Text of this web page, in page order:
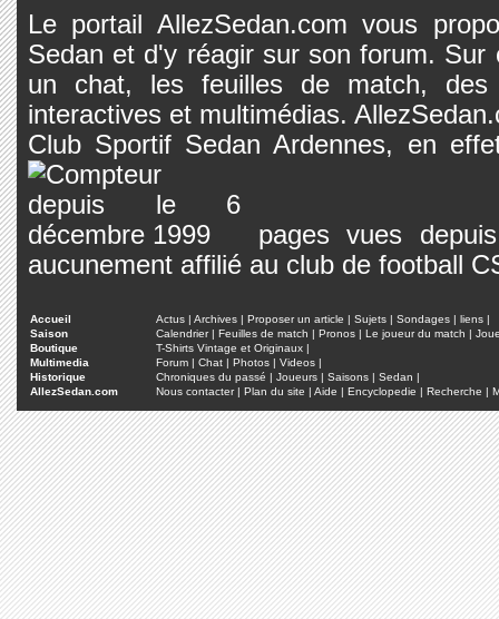
Le portail AllezSedan.com vous
Sedan et d'y réagir sur son forum.
un chat, les feuilles de match, des
interactives et multimédias.
Club Sportif Sedan Ardennes, en
pages vues
aucunement affilié au club de football
Accueil Actus | Archives | Proposer un article | Sujets | Sondages | liens |
Saison
Calendrier| Feuilles de match | Pronos | Le joueur du match |
Boutique
T-Shirts Vintage et Originaux |
Multimedia
Forum | Chat | Photos | Videos |
Historique
Chroniques du passé | Joueurs | Saisons | Sedan |
AllezSedan.com
Nous contacter| Plan du site | Aide | Encyclopedie | Recherche |